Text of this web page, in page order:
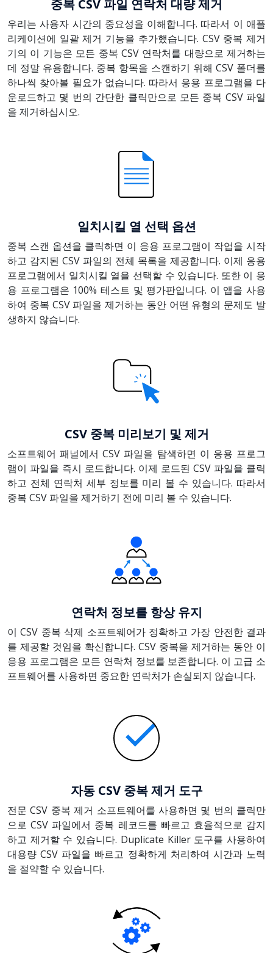
중복 CSV 파일 연락처 대량 제거
우리는 사용자 시간의 중요성을 이해합니다. 따라서 이 애플
리케이션에 일괄 제거 기능을 추가했습니다. CSV 중복 제거
기의 이 기능은 모든 중복 CSV 연락처를 대량으로 제거하는
데 정말 유용합니다. 중복 항목을 스캔하기 위해 CSV 폴더를
하나씩 찾아볼 필요가 없습니다. 따라서 응용 프로그램을 다
운로드하고 몇 번의 간단한 클릭만으로 모든 중복 CSV 파일
을 제거하십시오.
일치시킬 열 선택 옵션
중복 스캔 옵션을 클릭하면 이 응용 프로그램이 작업을 시작
하고 감지된 CSV 파일의 전체 목록을 제공합니다. 이제 응용
프로그램에서 일치시킬 열을 선택할 수 있습니다. 또한 이 응
용 프로그램은 100% 테스트 및 평가판입니다. 이 앱을 사용
하여 중복 CSV 파일을 제거하는 동안 어떤 유형의 문제도 발
생하지 않습니다.
CSV 중복 미리보기 및 제거
소프트웨어 패널에서 CSV 파일을 탐색하면 이 응용 프로그
램이 파일을 즉시 로드합니다. 이제 로드된 CSV 파일을 클릭
하고 전체 연락처 세부 정보를 미리 볼 수 있습니다. 따라서
중복 CSV 파일을 제거하기 전에 미리 볼 수 있습니다.
연락처 정보를 항상 유지
이 CSV 중복 삭제 소프트웨어가 정확하고 가장 안전한 결과
를 제공할 것임을 확신합니다. CSV 중복을 제거하는 동안 이
응용 프로그램은 모든 연락처 정보를 보존합니다. 이 고급 소
프트웨어를 사용하면 중요한 연락처가 손실되지 않습니다.
자동 CSV 중복 제거 도구
전문 CSV 중복 제거 소프트웨어를 사용하면 몇 번의 클릭만
으로 CSV 파일에서 중복 레코드를 빠르고 효율적으로 감지
하고 제거할 수 있습니다. Duplicate Killer 도구를 사용하여
대용량 CSV 파일을 빠르고 정확하게 처리하여 시간과 노력
을 절약할 수 있습니다.